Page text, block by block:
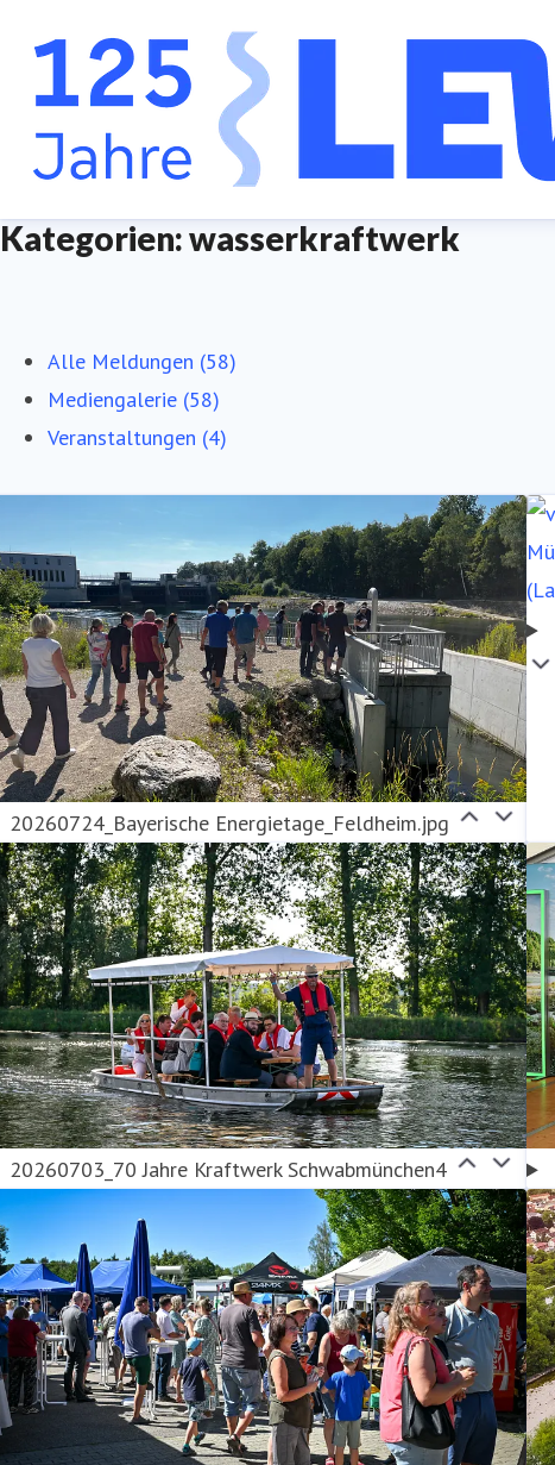
Kategorien: wasserkraftwerk
Alle Meldungen (58)
Mediengalerie (58)
Veranstaltungen (4)
20260724_Bayerische Energietage_Feldheim.jpg
20260703_70 Jahre Kraftwerk Schwabmünchen4